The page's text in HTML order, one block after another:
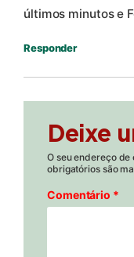
últimos minutos e
Responder
Deixe
O seu endereço
obrigatórios são
Comentário *